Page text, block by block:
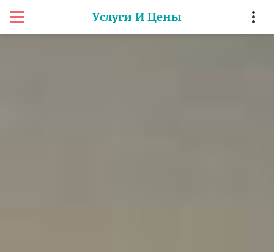
Услуги И Цены